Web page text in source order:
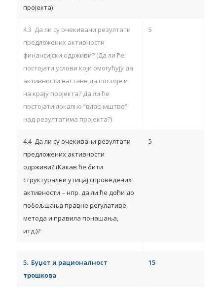
пројекта)
4.3 Да ли су очекивани резултати
предложених активности
финансијски одрживи? (Да ли ће
постојати услови који омогућују да
активности наставе да постоје и
на крају пројекта? Да ли ће
постојати локално “власништво”
над резултатима пројекта?)
5
4.4 Да ли су очекивани резултати
предложених активности
одрживи? (Какав ће бити
структурални утицај спроведених
активности – нпр. да ли ће доћи до
побољшања правне регулативе,
метода и правила понашања,
итд.)?
5
5. Буџет и рационалност
трошкова
15